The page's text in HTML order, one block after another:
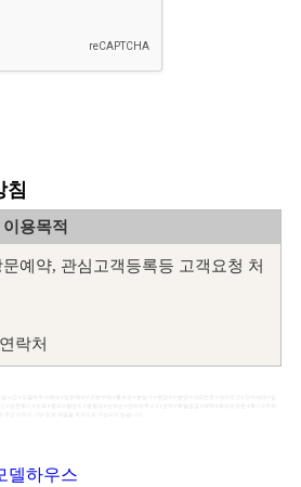
침
용목적
예약, 관심고객등록등 고객요청 처
락처
델하우스